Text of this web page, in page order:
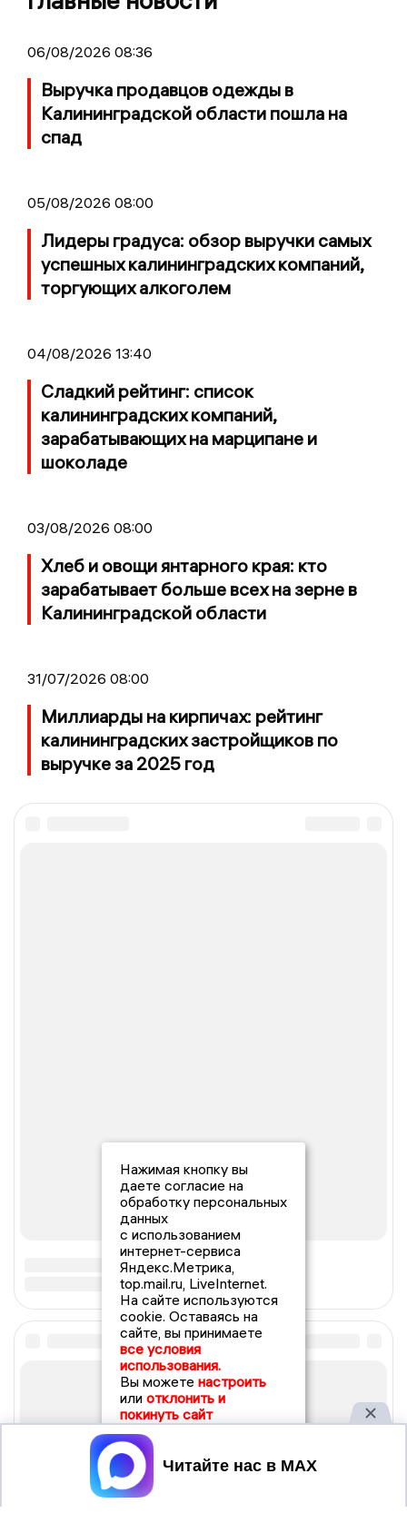
06/08/2026 08:36
Выручка продавцов одежды в
Калининградской области пошла на
спад
05/08/2026 08:00
Лидеры градуса: обзор выручки самых
успешных калининградских компаний,
торгующих алкоголем
04/08/2026 13:40
Сладкий рейтинг: список
калининградских компаний,
зарабатывающих на марципане и
шоколаде
03/08/2026 08:00
Хлеб и овощи янтарного края: кто
зарабатывает больше всех на зерне в
Калининградской области
31/07/2026 08:00
Миллиарды на кирпичах: рейтинг
калининградских застройщиков по
выручке за 2025 год
Нажимая кнопку вы
даете согласие на
обработку персональных
данных
с использованием
интернет-сервиса
Яндекс.Метрика,
top.mail.ru, LiveInternet.
На сайте используются
cookie. Оставаясь на
сайте, вы принимаете
все условия
использования.
Вы можете настроить
или отклонить и
покинуть сайт
Принять